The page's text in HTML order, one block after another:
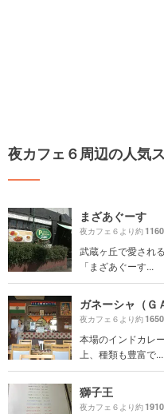
夜カフェ６周辺の人気
まざあぐーす
夜カフェ６より約
武蔵ヶ丘で愛され
「まざあぐーす...
ガネーシャ（Ｇ
夜カフェ６より約
本場のインドカレ
上、種類も豊富で...
獅子王
夜カフェ６より約